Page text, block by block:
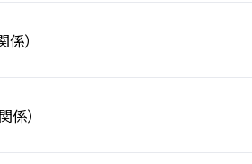
）
）